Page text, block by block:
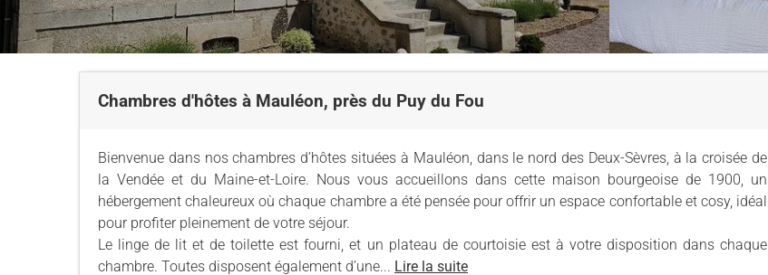
Chambres d'hôtes à Mauléon, près du Puy du Fou
Bienvenue dans nos chambres d’hôtes situées à Mauléon, dans le nord des Deux-Sèvres, à la croisée de
la Vendée et du Maine-et-Loire. Nous vous accueillons dans cette maison bourgeoise de 1900, un
hébergement chaleureux où chaque chambre a été pensée pour offrir un espace confortable et cosy, idéal
pour profiter pleinement de votre séjour.
Le linge de lit et de toilette est fourni, et un plateau de courtoisie est à votre disposition dans chaque
chambre. Toutes disposent également d’une... Lire la suite